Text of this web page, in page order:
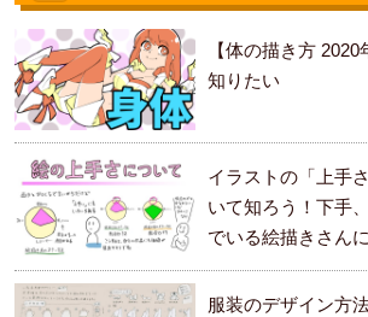
【体の描き方
知りたい
イラストの「上手
いて知ろう！下手
でいる絵描きさん
服装のデザイン方